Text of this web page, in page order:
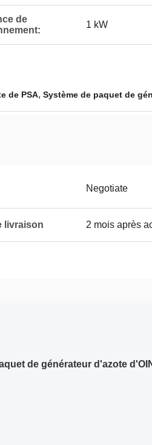
de
1 kW
de PSA, Système de paquet de
Negotiate
livraison 2 mois après
de générateur d'azote